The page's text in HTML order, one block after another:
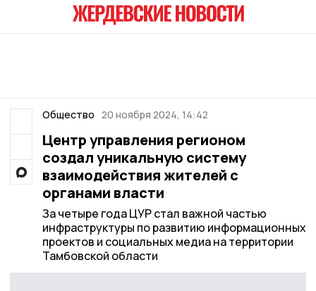
Общество 20 ноября 2024, 14:42
Центр управления регионом
создал уникальную систему
взаимодействия жителей с
органами власти
За четыре года ЦУР стал важной частью
инфраструктуры по развитию информационных
проектов и социальных медиа на территории
Тамбовской области